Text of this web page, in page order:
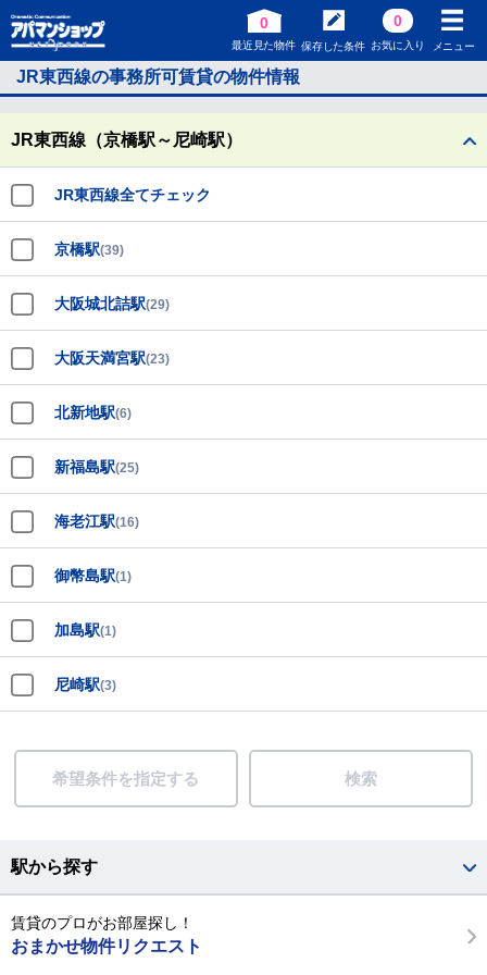
0
最近見た物件 保存した条件
0
お気に入り メニュー
JR東西線の事務所可賃貸の物件情報
JR東西線（京橋駅～尼崎駅）
JR東西線全てチェック
京橋駅(39)
大阪城北詰駅(29)
大阪天満宮駅(23)
北新地駅(6)
新福島駅(25)
海老江駅(16)
御幣島駅(1)
加島駅(1)
尼崎駅(3)
希望条件を指定する 検索
駅から探す
賃貸のプロがお部屋探し！
おまかせ物件リクエスト